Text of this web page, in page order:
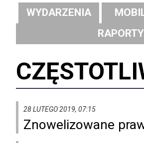
WYDARZENIA
RAPORTY
28 LUTEGO 2019, 07:15
Znowelizowane